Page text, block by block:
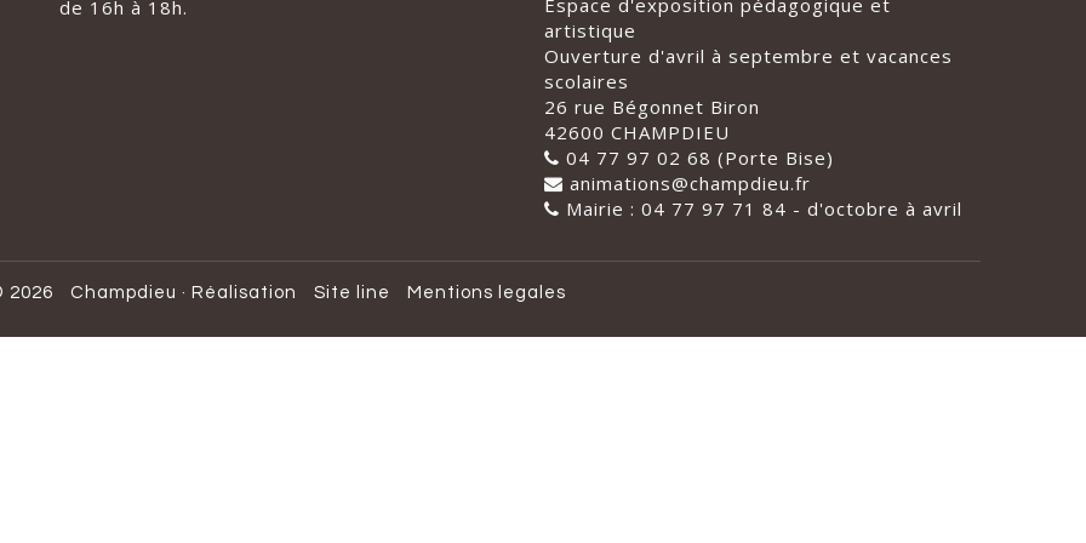
de 16h à 18h.
Espace d'exposition pédagogique et
artistique
Ouverture d'avril à septembre et vacances
scolaires
26 rue Bégonnet Biron
42600 CHAMPDIEU
04 77 97 02 68 (Porte Bise)
animations@champdieu.fr
Mairie : 04 77 97 71 84 - d'octobre à avril
2026 Champdieu · Réalisation Site line Mentions legales